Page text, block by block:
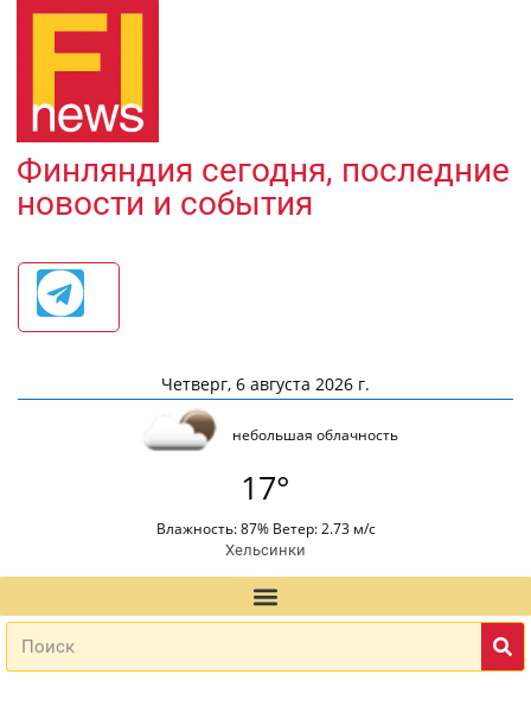
Финляндия сегодня, последние
новости и события
Четверг, 6 августа 2026 г.
небольшая облачность
17°
Влажность: 87% Ветер: 2.73 м/с
Хельсинки